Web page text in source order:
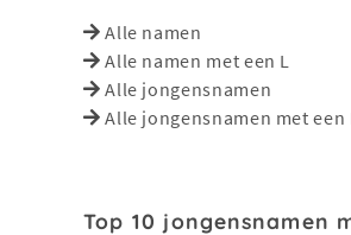
Alle namen
Alle namen met een L
Alle jongensnamen
Alle jongensnamen met een
Top 10 jongensnamen